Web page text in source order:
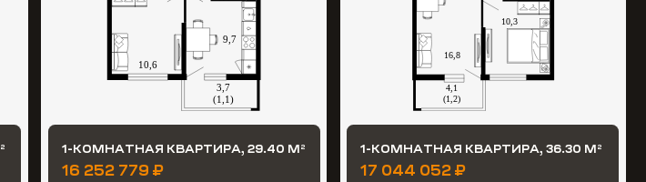
2 1-КОМНАТНАЯ КВАРТИРА, 29.40 М 2
16 252 779 ₽
1-КОМНАТНАЯ КВАРТИРА, 36.30 М 2
17 044 052 ₽